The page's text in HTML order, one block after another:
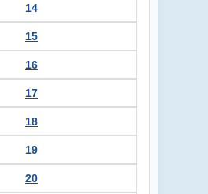
14
15
16
17
18
19
20